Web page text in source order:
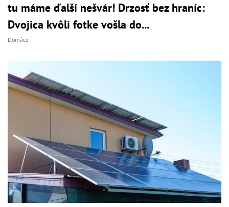
tu máme ďalší nešvár! Drzosť bez hraníc:
Dvojica kvôli fotke vošla do...
Domáce